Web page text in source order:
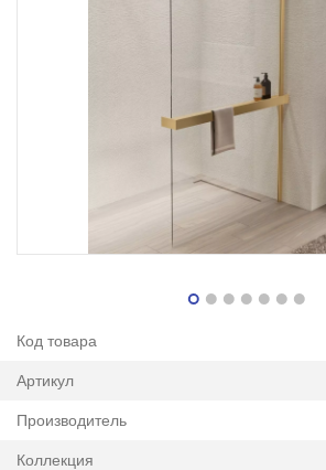
Код товара
Артикул
Производитель
Коллекция